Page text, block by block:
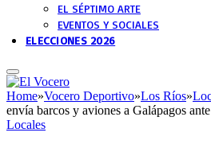
EL SÉPTIMO ARTE
EVENTOS Y SOCIALES
ELECCIONES 2026
Home»Vocero Deportivo»Los Ríos»
envía barcos y aviones a Galápagos
Locales